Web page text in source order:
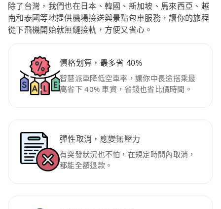
除了台灣，我們也在日本、韓國、新加坡、馬來西亞、越
南和泰國等地提供機場接送與景點包車服務，讓你的旅程
從下飛機開始就無縫接軌，方便又省心。
價格划算，最多省 40%
智慧派車降低空車率，讓你中長途搭乘最
高省下 40% 車資，省錢也省比價時間。
彈性取消，應變無壓力
有突發狀況也不怕，在規定時間內取消，
都能全額退款。